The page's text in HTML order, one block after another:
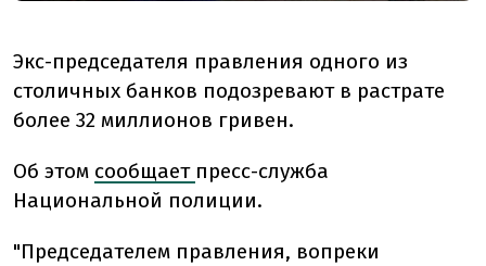
Экс-председателя правления одного из
столичных банков подозревают в растрате
более 32 миллионов гривен.
Об этом сообщает пресс-служба
Национальной полиции.
"Председателем правления, вопреки